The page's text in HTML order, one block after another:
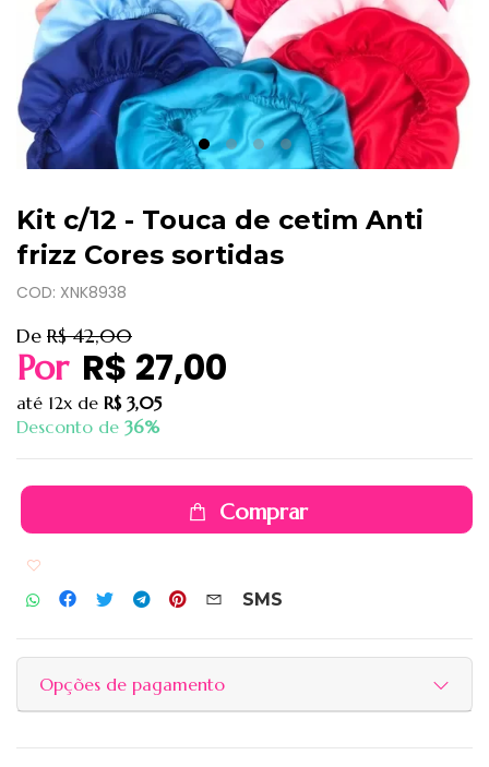
Kit c/12 - Touca de cetim Anti
frizz Cores sortidas
COD: XNK8938
De R$ 42,00
Por R$ 27,00
até 12x de R$ 3,05
Desconto de 36%
Comprar
SMS
Opções de pagamento